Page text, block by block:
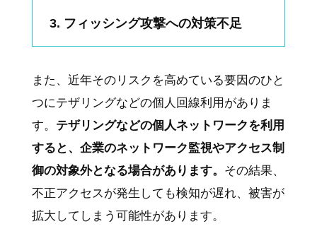
フィッシング攻撃への対策不足
また、近年そのリスクを高めている要因のひと
つにテザリングなどの個人回線利用がありま
す。 テザリングなどの個人ネットワークを利用
すると、企業のネットワーク監視やアクセス制
御の対象外となる場合があります。 その結果、
不正アクセスが発生しても検知が遅れ、被害が
拡大してしまう可能性があります。